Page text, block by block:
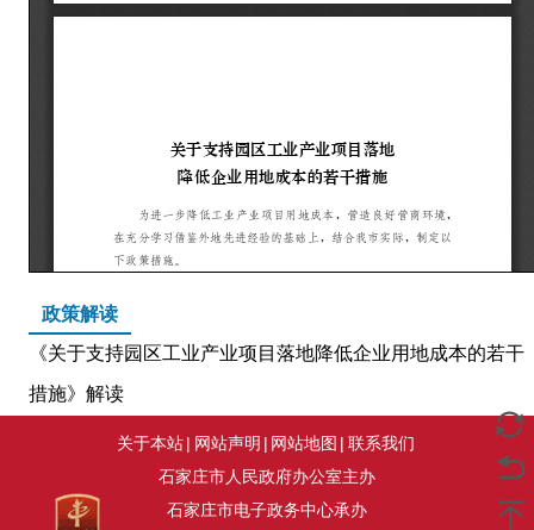
政策解读
《关于支持园区工业产业项目落地降低企业用地成本的若干
措施》解读
关于本站| 网站声明 | 网站地图 | 联系我们
石家庄市人民政府办公室主办
石家庄市电子政务中心承办